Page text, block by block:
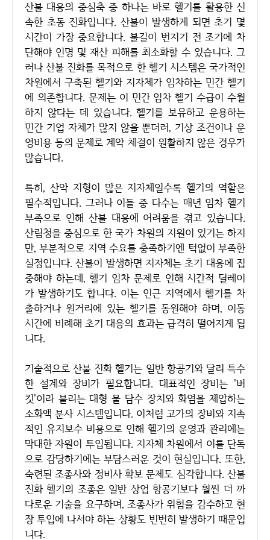
산불 대응의 중심축 중 하나는 바로 헬기를 활용한 신
속한 초동 진화입니다. 산불이 발생하게 되면 초기 몇
시간이 가장 중요합니다. 불길이 번지기 전 조기에 차
단해야 인명 및 재산 피해를 최소화할 수 있습니다. 그
러나 산불 진화를 목적으로 한 헬기 시스템은 국가적인
차원에서 구축된 헬기와 지자체가 임차하는 민간 헬기
에 의존합니다. 문제는 이 민간 임차 헬기 수급이 수월
하지 않다는 데 있습니다. 헬기를 보유하고 운용하는
민간 기업 자체가 많지 않을 뿐더러, 기상 조건이나 운
영비용 등의 문제로 계약 체결이 원활하지 않은 경우가
많습니다.
특히, 산악 지형이 많은 지자체일수록 헬기의 역할은
필수적입니다. 그러나 이들 중 다수는 매년 임차 헬기
부족으로 인해 산불 대응에 어려움을 겪고 있습니다.
산림청을 중심으로 한 국가 차원의 지원이 있기는 하지
만, 부분적으로 지역 수요를 충족하기엔 턱없이 부족한
실정입니다. 산불이 발생하면 지자체는 초기 대응에 집
중해야 하는데, 헬기 임차 문제로 인해 시간적 딜레이
가 발생하기도 합니다. 이는 인근 지역에서 헬기를 차
출하거나 원거리에 있는 헬기를 동원해야 하며, 이동
시간에 비례해 초기 대응의 효과는 급격히 떨어지게 됩
니다.
기술적으로 산불 진화 헬기는 일반 항공기와 달리 특수
한 설계와 장비가 필요합니다. 대표적인 장비는 '버
킷'이라 불리는 대형 물 담수 장치와 화염을 제압하는
소화액 분사 시스템입니다. 이처럼 고가의 장비와 지속
적인 유지보수 비용으로 인해 헬기의 운영과 관리에는
막대한 자원이 투입됩니다. 지자체 차원에서 이를 단독
으로 감당하기에는 부담스러운 것이 현실입니다. 또한,
숙련된 조종사와 정비사 확보 문제도 심각합니다. 산불
진화 헬기의 조종은 일반 상업 항공기보다 훨씬 더 까
다로운 기술을 요구하며, 조종사가 위험을 감수하고 현
장 투입에 나서야 하는 상황도 빈번히 발생하기 때문입
니다.